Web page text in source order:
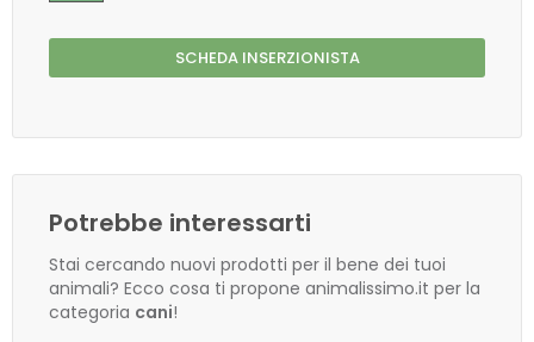
SCHEDA INSERZIONISTA
Potrebbe interessarti
Stai cercando nuovi prodotti per il bene dei tuoi
animali? Ecco cosa ti propone animalissimo.it per la
categoria cani!